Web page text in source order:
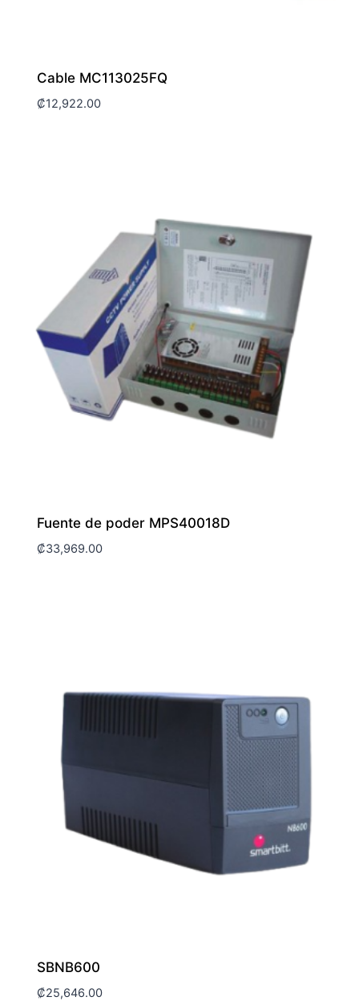
Cable MC113025FQ
₡12,922.00
Fuente de poder MPS40018D
₡33,969.00
SBNB600
₡25,646.00